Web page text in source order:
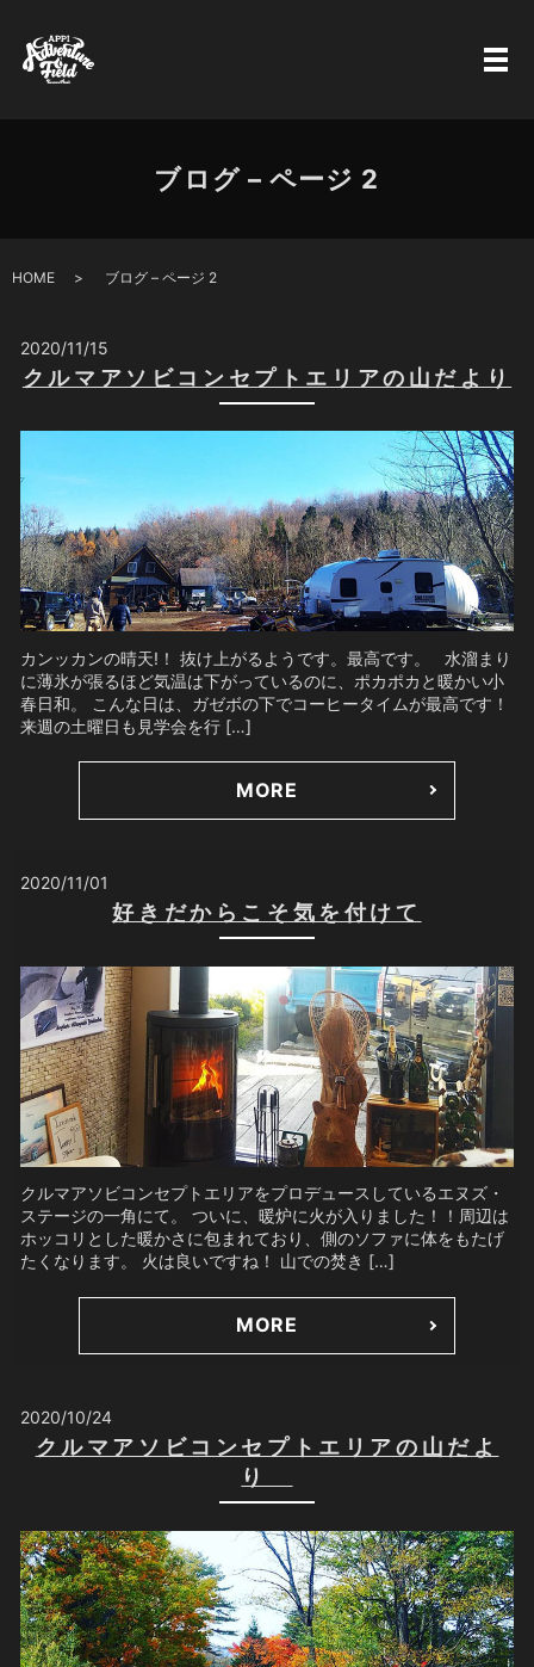
ブログ – ページ 2
HOME ブログ – ページ 2
2020/11/15
クルマアソビコンセプトエリアの山だより
カンッカンの晴天!！ 抜け上がるようです。最高です。 水溜まり
に薄氷が張るほど気温は下がっているのに、ポカポカと暖かい小
春日和。 こんな日は、ガゼボの下でコーヒータイムが最高です！
来週の土曜日も見学会を行 […]
MORE
2020/11/01
好きだからこそ気を付けて
クルマアソビコンセプトエリアをプロデュースしているエヌズ・
ステージの一角にて。 ついに、暖炉に火が入りました！！周辺は
ホッコリとした暖かさに包まれており、側のソファに体をもたげ
たくなります。 火は良いですね！ 山での焚き […]
MORE
2020/10/24
クルマアソビコンセプトエリアの山だよ
り